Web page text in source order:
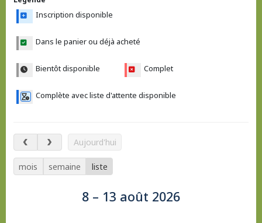
Inscription disponible
Dans le panier ou déjà acheté
Bientôt disponible Complet
Complète avec liste d'attente disponible
8 – 13 août 2026
Aujourd'hui
mois semaine liste
8 – 13 août 2026